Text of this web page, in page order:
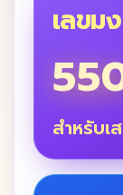
เลขม
สำหรับเ